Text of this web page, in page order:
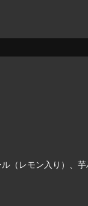
（レモン入り）、